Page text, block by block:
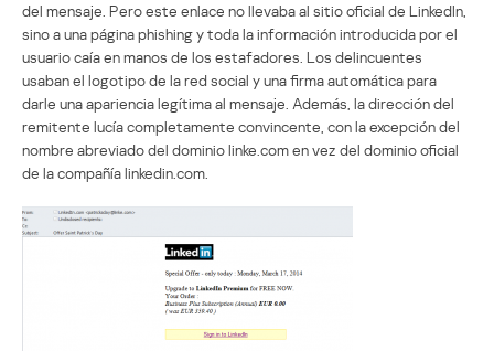
del mensaje. Pero este enlace no llevaba al sitio oficial de LinkedIn,
sino a una página phishing y toda la información introducida por el
usuario caía en manos de los estafadores. Los delincuentes
usaban el logotipo de la red social y una firma automática para
darle una apariencia legítima al mensaje. Además, la dirección del
remitente lucía completamente convincente, con la excepción del
nombre abreviado del dominio linke.com en vez del dominio oficial
de la compañía linkedin.com.